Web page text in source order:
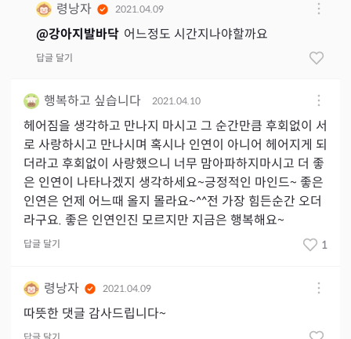
령낭자 2021.04.09
@강아지발바닥 어느정도 시간지나야할까요
답글 달기
행복하고 싶습니다 2021.04.10
헤어짐을 생각하고 만나지 마시고 그 순간만큼 후회없이 서
로 사랑하시고 만나시며 혹시나 인연이 아니어 헤어지게 되
더라고 후회없이 사랑했으니 너무 맘아파하지마시고 더 좋
은 인연이 나타나겠지 생각하세요~긍정적인 마인드~ 좋은
인연은 언제 어느때 올지 몰라요~^^전 가장 힘든순간 오더
라구요. 좋은 인연인진 모르지만 지금은 행복해요~
답글 달기 1
령낭자 2021.04.09
따뜻한 댓글 감사드립니다~